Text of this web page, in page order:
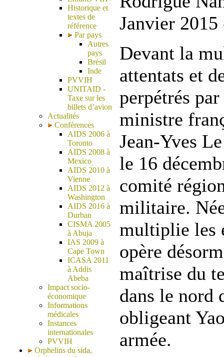
Historique et
textes de
référence
Par pays
Autres
pays
Brésil
Inde
PVVIH
UNITAID -
Taxe sur les
billets d’avion
Actualités
Conférences
AIDS 2006 à
Toronto
AIDS 2008 à
Mexico
AIDS 2010 à
Vienne
AIDS 2012 à
Washington
AIDS 2016 à
Durban
CISMA 2005
à Abuja
IAS 2009 à
Cape Town
ICASA 2011
à Addis
Abeba
Impact socio-
économique
Informations
médicales
Instances
internationales
PVVIH
Orphelins du sida,
Janvier 2015
Devant la
attentats et
perpétrés
ministre
Jean-Yves
le 16
comité
militaire.
multiplie les
opère
maîtrise du
dans le nord
obligeant
armée.